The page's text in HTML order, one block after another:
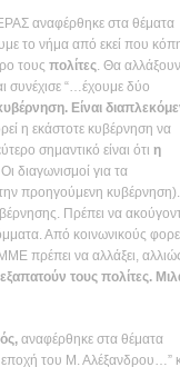
αναφέρθηκε στα θέματα
το νήμα από εκεί που
τους πολίτες. Θα
συνέχισε “…έχουμε δύο
Είναι
η εκάστοτε κυβέρνηση να
σημαντικό είναι ότι η
διαγωνισμοί για τα
προηγούμενη κυβέρνηση).
Πρέπει να
Από κοινωνικούς
πρέπει να αλλάξει,
τους πολίτες.
αναφέρθηκε στα θέματα
του Μ. Αλέξανδρου…”